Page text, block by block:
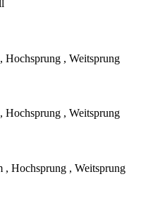
Hochsprung , Weitsprung
Hochsprung , Weitsprung
, Hochsprung , Weitsprung